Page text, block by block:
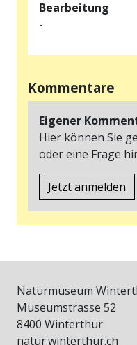
Bearbeitung
-
Kommentare
Eigener
Hier können Sie
oder eine Frage
Jetzt anmelden
Naturmuseum
Museumstrasse 52
8400 Winterthur
natur.winterthur.ch